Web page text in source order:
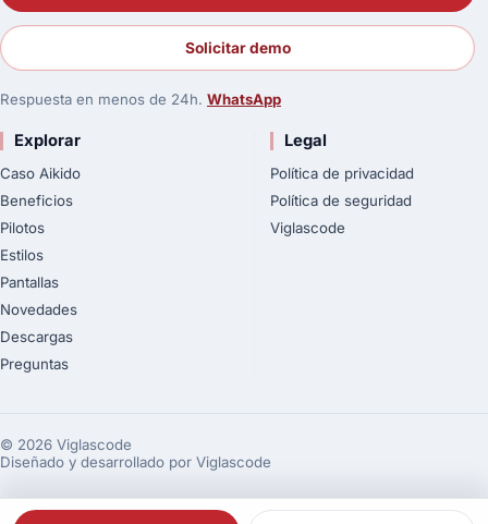
Solicitar demo
Respuesta en menos de 24h. WhatsApp
Explorar
Caso Aikido
Beneficios
Pilotos
Estilos
Pantallas
Novedades
Descargas
Preguntas
Legal
Política de privacidad
Política de seguridad
Viglascode
© 2026 Viglascode
Diseñado y desarrollado por Viglascode